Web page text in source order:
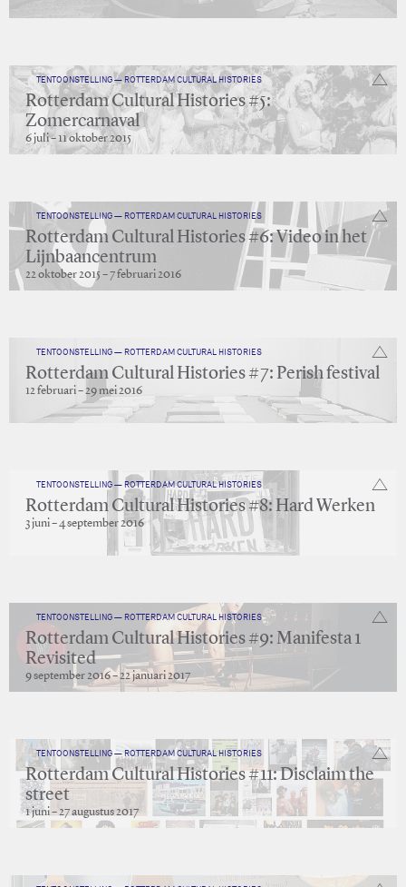
TENTOONSTELLING — ROTTERDAM CULTURAL HISTORIES
Rotterdam Cultural Histories #5:
Zomercarnaval
6 juli – 11 oktober 2015
TENTOONSTELLING — ROTTERDAM CULTURAL HISTORIES
Rotterdam Cultural Histories #6: Video in het
Lijnbaancentrum
22 oktober 2015 – 7 februari 2016
TENTOONSTELLING — ROTTERDAM CULTURAL HISTORIES
Rotterdam Cultural Histories #7: Perish festival
12 februari – 29 mei 2016
TENTOONSTELLING — ROTTERDAM CULTURAL HISTORIES
Rotterdam Cultural Histories #8: Hard Werken
3 juni – 4 september 2016
TENTOONSTELLING — ROTTERDAM CULTURAL HISTORIES
Rotterdam Cultural Histories #9: Manifesta 1
Revisited
9 september 2016 – 22 januari 2017
TENTOONSTELLING — ROTTERDAM CULTURAL HISTORIES
Rotterdam Cultural Histories #11: Disclaim the
street
1 juni – 27 augustus 2017